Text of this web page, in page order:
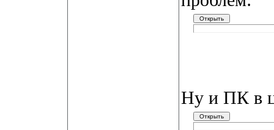
Ну и ПК в